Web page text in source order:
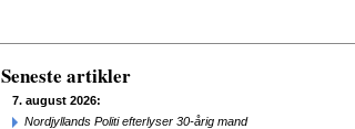
Seneste artikler
7. august 2026:
Nordjyllands Politi efterlyser 30-årig mand